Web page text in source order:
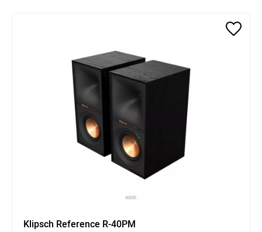
Klipsch Reference R-40PM